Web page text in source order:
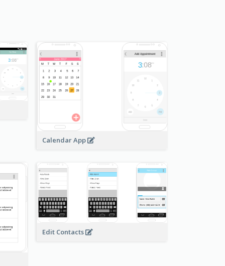
Calendar App
Edit Contacts